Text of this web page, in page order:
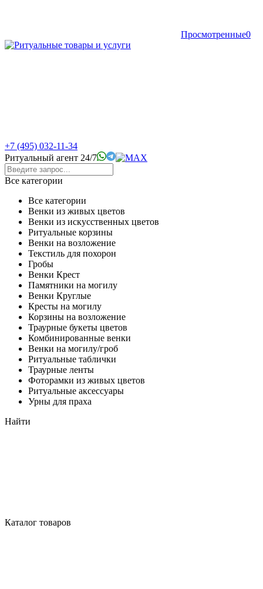
Просмотренные0
+7 (495) 032-11-34
Ритуальный агент 24/7
Все категории
Все категории
Венки из живых цветов
Венки из искусственных цветов
Ритуальные корзины
Венки на возложение
Текстиль для похорон
Гробы
Венки Крест
Памятники на могилу
Венки Круглые
Кресты на могилу
Корзины на возложение
Траурные букеты цветов
Комбинированные венки
Венки на могилу/гроб
Ритуальные таблички
Траурные ленты
Фоторамки из живых цветов
Ритуальные аксессуары
Урны для праха
Найти
Каталог товаров